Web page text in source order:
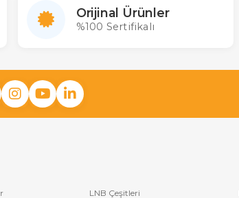
Orijinal Ürünler
%100 Sertifikalı
LNB Çeşitleri